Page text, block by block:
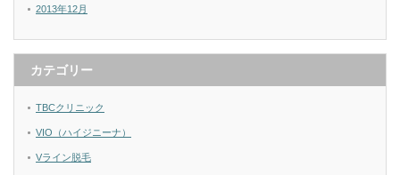
2013年12月
カテゴリー
TBCクリニック
VIO（ハイジニーナ）
Vライン脱毛